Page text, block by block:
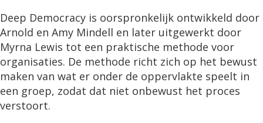
Deep Democracy is oorspronkelijk ontwikkeld door
Arnold en Amy Mindell en later uitgewerkt door
Myrna Lewis tot een praktische methode voor
organisaties. De methode richt zich op het bewust
maken van wat er onder de oppervlakte speelt in
een groep, zodat dat niet onbewust het proces
verstoort.